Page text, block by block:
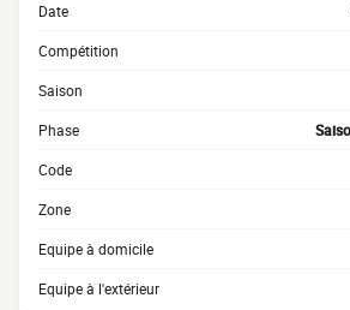
Date
Compétition
Saison
Phase
Code
Zone
Equipe à domicile
Equipe à l'extérieur